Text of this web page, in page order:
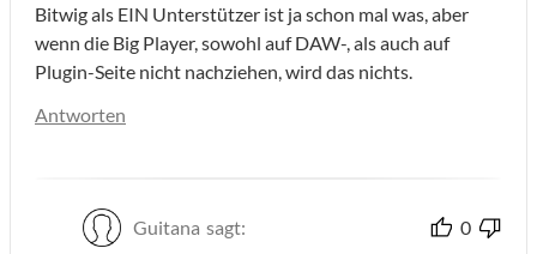
Bitwig als EIN Unterstützer ist ja schon mal was, aber
wenn die Big Player, sowohl auf DAW-, als auch auf
Plugin-Seite nicht nachziehen, wird das nichts.
Antworten
Guitana sagt: 0